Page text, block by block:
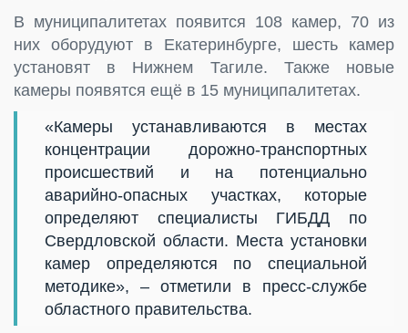
В муниципалитетах появится 108 камер, 70 из
них оборудуют в Екатеринбурге, шесть камер
установят в Нижнем Тагиле. Также новые
камеры появятся ещё в 15 муниципалитетах.
«Камеры устанавливаются в местах
концентрации дорожно-транспортных
происшествий и на потенциально
аварийно-опасных участках, которые
определяют специалисты ГИБДД по
Свердловской области. Места установки
камер определяются по специальной
методике», – отметили в пресс-службе
областного правительства.